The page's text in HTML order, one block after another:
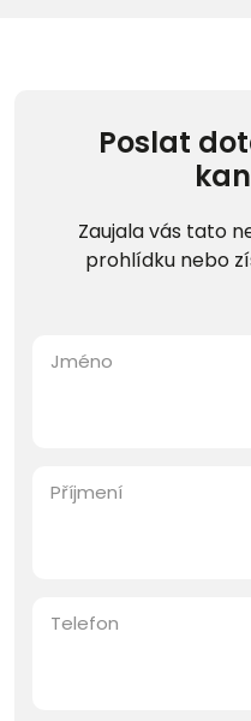
Poslat
Zaujala vás tato
prohlídku nebo
Jméno
Příjmení
Telefon